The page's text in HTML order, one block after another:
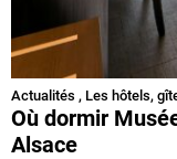
Actualités , Les hôtels,
Où dormir
Alsace